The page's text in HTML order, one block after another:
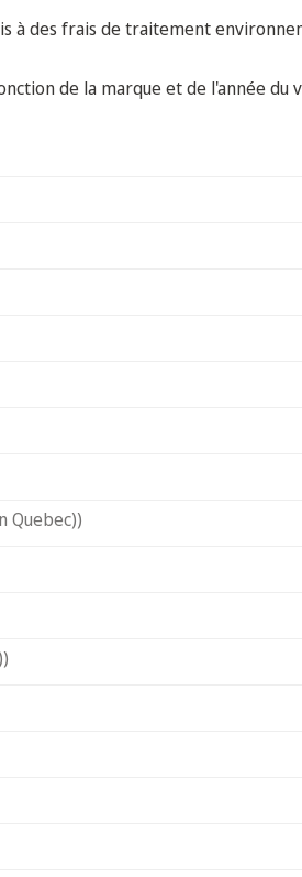
à des frais de traitement
de la marque et de l'année du
Quebec))